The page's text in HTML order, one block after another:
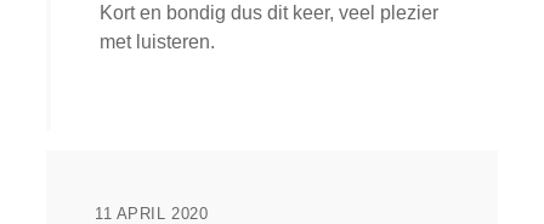
Kort en bondig dus dit keer, veel plezier
met luisteren.
11 APRIL 2020